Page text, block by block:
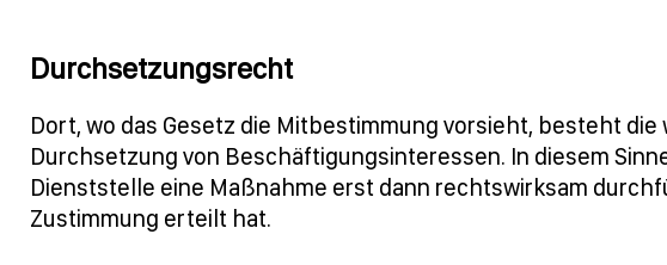
Durchsetzungsrecht
Dort, wo das Gesetz die Mitbestimmung vorsieht, besteht
Durchsetzung von Beschäftigungsinteressen. In diesem
Dienststelle eine Maßnahme erst dann rechtswirksam
Zustimmung erteilt hat.